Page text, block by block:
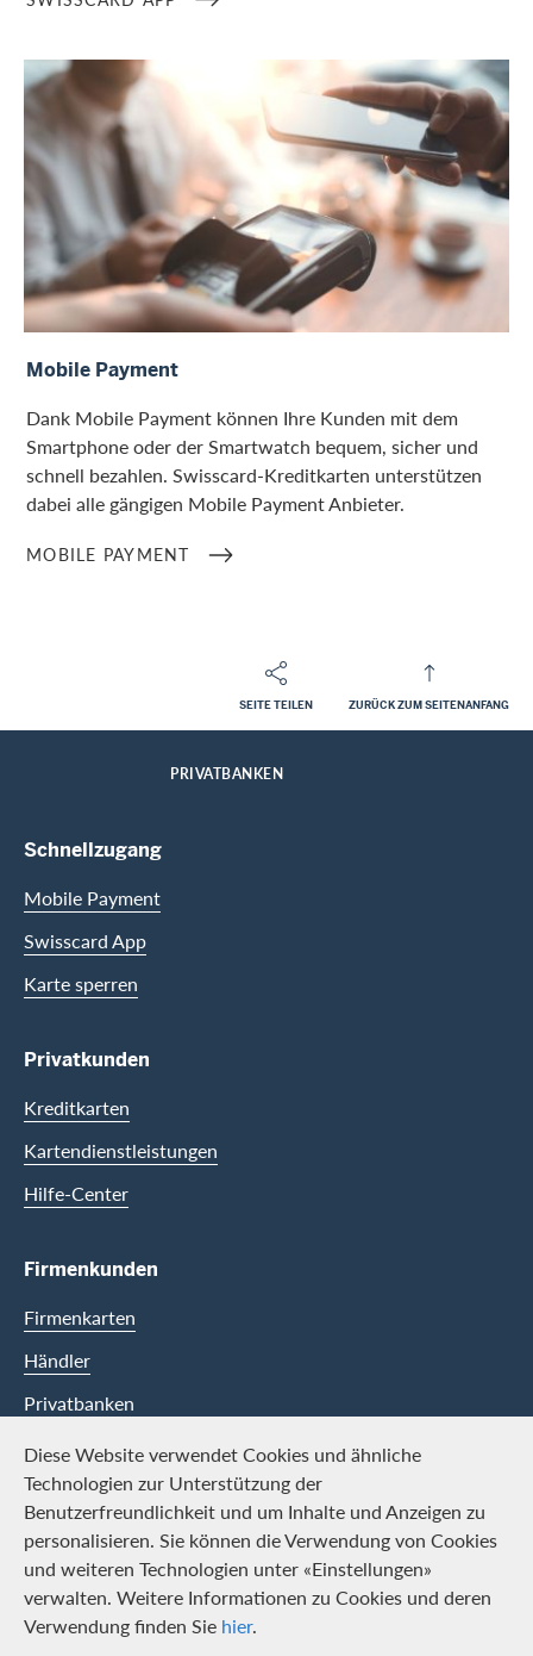
Diese Website verwendet Cookies und ähnliche
Technologien zur Unterstützung der
Benutzerfreundlichkeit und um Inhalte und Anzeigen zu
personalisieren. Sie können die Verwendung von Cookies
und weiteren Technologien unter «Einstellungen»
verwalten. Weitere Informationen zu Cookies und deren
Verwendung finden Sie hier.
Mobile Payment
Mobile Payment
Dank Mobile Payment können Ihre Kunden mit dem
Smartphone oder der Smartwatch bequem, sicher und
schnell bezahlen. Swisscard-Kreditkarten unterstützen
dabei alle gängigen Mobile Payment Anbieter.
MOBILE PAYMENT
SEITE TEILEN ZURÜCK ZUM SEITENANFANG
Footer
PRIVATBANKEN
Footer Navigation
Schnellzugang
Mobile Payment
Swisscard App
Karte sperren
Privatkunden
Kreditkarten
Kartendienstleistungen
Hilfe-Center
Firmenkunden
Firmenkarten
Händler
Privatbanken
Swisscard
Karriere
Offene Stellen
Medien